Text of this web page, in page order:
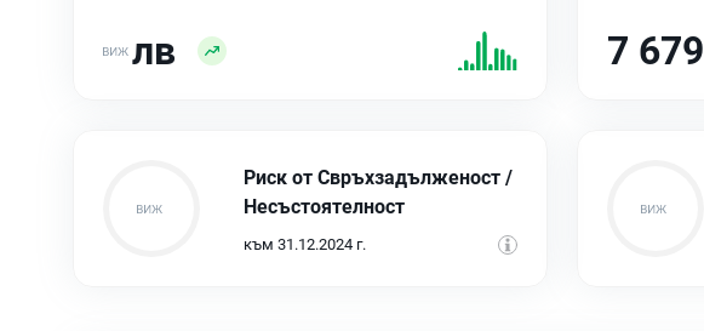
лв 7 679
Риск от Свръхзадълженост /
Несъстоятелност
към 31.12.2024 г.